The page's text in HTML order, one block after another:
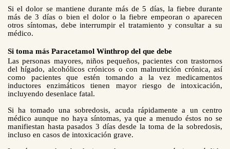
Si el dolor se mantiene durante más de 5 días, la fiebre durante
más de 3 días o bien el dolor o la fiebre empeoran o aparecen
otros síntomas, debe interrumpir el tratamiento y consultar a su
médico.
Si toma más Paracetamol Winthrop del que debe
Las personas mayores, niños pequeños, pacientes con trastornos
del hígado, alcohólicos crónicos o con malnutrición crónica, así
como pacientes que estén tomando a la vez medicamentos
inductores enzimáticos tienen mayor riesgo de intoxicación,
incluyendo desenlace fatal.
Si ha tomado una sobredosis, acuda rápidamente a un centro
médico aunque no haya síntomas, ya que a menudo éstos no se
manifiestan hasta pasados 3 días desde la toma de la sobredosis,
incluso en casos de intoxicación grave.